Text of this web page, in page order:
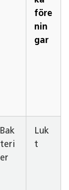
före
nin
gar
Bak
teri
er
Luk
t